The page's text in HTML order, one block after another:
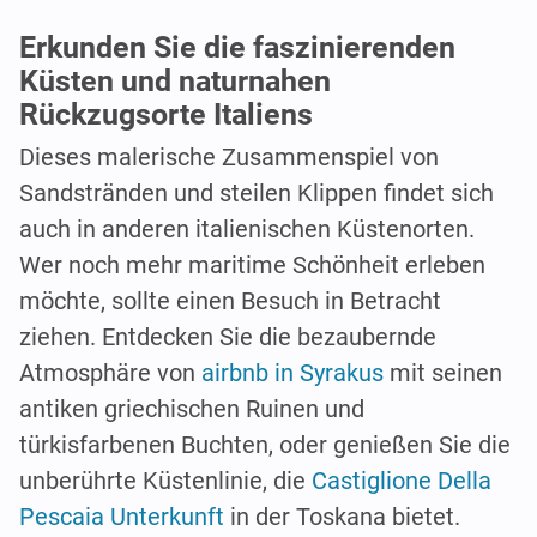
Erkunden Sie die faszinierenden
Küsten und naturnahen
Rückzugsorte Italiens
Dieses malerische Zusammenspiel von
Sandstränden und steilen Klippen findet sich
auch in anderen italienischen Küstenorten.
Wer noch mehr maritime Schönheit erleben
möchte, sollte einen Besuch in Betracht
ziehen. Entdecken Sie die bezaubernde
Atmosphäre von airbnb in Syrakus mit seinen
antiken griechischen Ruinen und
türkisfarbenen Buchten, oder genießen Sie die
unberührte Küstenlinie, die Castiglione Della
Pescaia Unterkunft in der Toskana bietet.